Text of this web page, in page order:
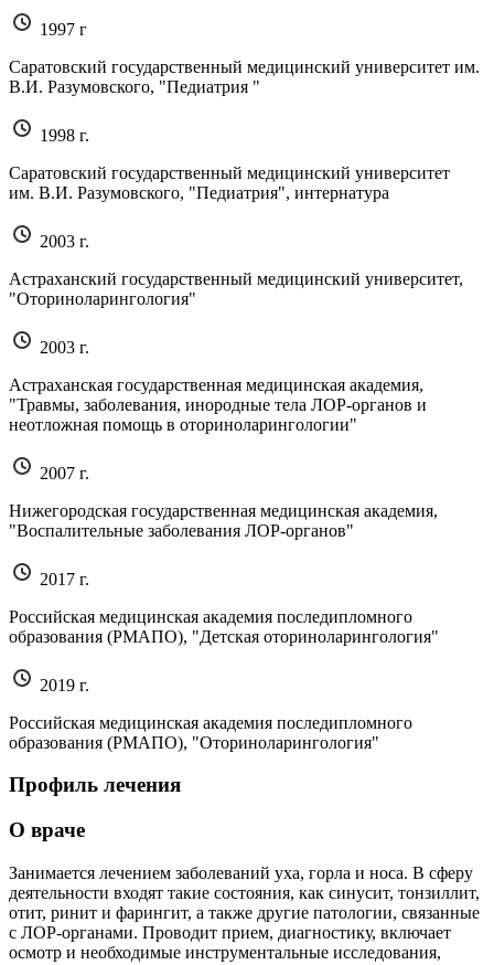
1997 г
Саратовский государственный медицинский университет им.
В.И. Разумовского, "Педиатрия "
1998 г.
Саратовский государственный медицинский университет
им. В.И. Разумовского, "Педиатрия", интернатура
2003 г.
Астраханский государственный медицинский университет,
"Оториноларингология"
2003 г.
Астраханская государственная медицинская академия,
"Травмы, заболевания, инородные тела ЛОР-органов и
неотложная помощь в оториноларингологии"
2007 г.
Нижегородская государственная медицинская академия,
"Воспалительные заболевания ЛОР-органов"
2017 г.
Российская медицинская академия последипломного
образования (РМАПО), "Детская оториноларингология"
2019 г.
Российская медицинская академия последипломного
образования (РМАПО), "Оториноларингология"
Профиль лечения
О враче
Занимается лечением заболеваний уха, горла и носа. В сферу
деятельности входят такие состояния, как синусит, тонзиллит,
отит, ринит и фарингит, а также другие патологии, связанные
с ЛОР-органами. Проводит прием, диагностику, включает
осмотр и необходимые инструментальные исследования,